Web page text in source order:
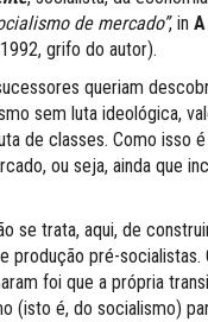
de mercado”, in
grifo do autor).
queriam
sem luta ideológica,
de classes. Como isso
ou seja, ainda que
se trata, aqui, de
produção pré-socialistas.
foi que a própria
(isto é, do socialismo)